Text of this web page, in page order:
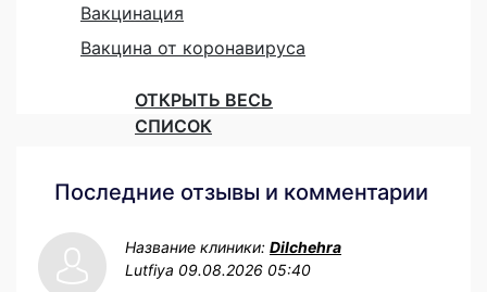
Вакцинация
Вакцина от коронавируса
ОТКРЫТЬ ВЕСЬ
СПИСОК
Последние отзывы и комментарии
Название клиники: Dilchehra
Lutfiya 09.08.2026 05:40